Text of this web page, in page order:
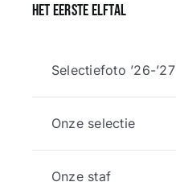
Het eerste elftal
Selectiefoto ’26-’27
Onze selectie
Onze staf